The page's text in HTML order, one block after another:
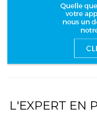
L'EXPERT EN